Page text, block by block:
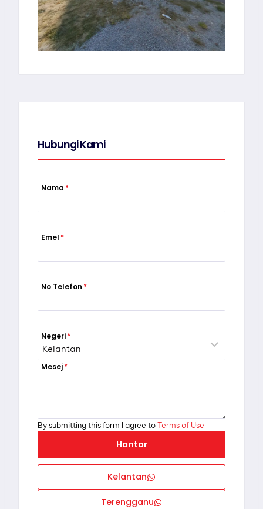
Hubungi Kami
Nama *
Emel *
No Telefon *
Negeri*
Mesej*
By submitting this form I agree toTerms of Use
Hantar
Kelantan
Terengganu